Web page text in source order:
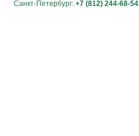
Санкт-Петербург: +7 (812) 244-68-54